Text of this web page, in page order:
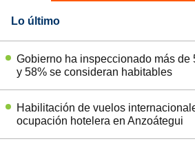
Lo último
Gobierno ha inspeccionado más de
y 58% se consideran habitables
Habilitación de vuelos
ocupación hotelera en Anzoátegui